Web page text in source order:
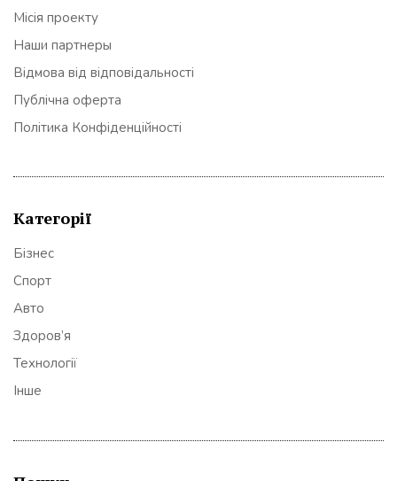
Місія проекту
Наши партнеры
Відмова від відповідальності
Публічна оферта
Політика Конфіденційності
Категорії
Бізнес
Спорт
Авто
Здоров’я
Технології
Інше